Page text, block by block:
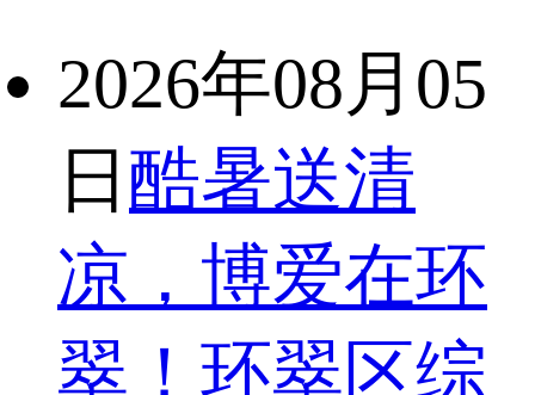
2026年08月05
日 酷暑送清
凉，博爱在环
翠！环翠区综